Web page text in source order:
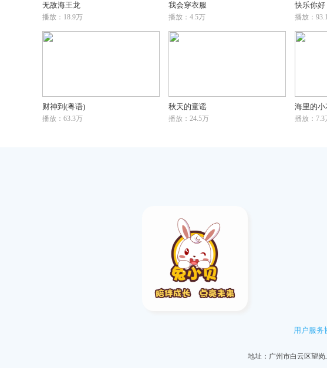
无敌海王龙
播放：18.9万
我会穿衣服
播放：4.5万
快乐你好
播放：
财神到(粤语)
播放：63.3万
秋天的童谣
播放：24.5万
海里的小
播放：7.3
用户服务
地址：广州市白云区望